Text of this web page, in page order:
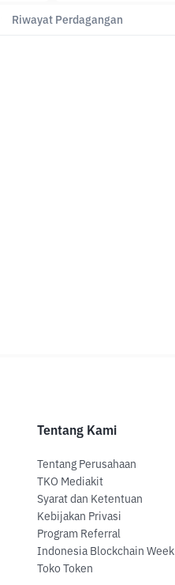
Riwayat Perdagangan
Tentang Kami
Tentang Perusahaan
TKO Mediakit
Syarat dan Ketentuan
Kebijakan Privasi
Program Referral
Indonesia Blockchain Week
Toko Token